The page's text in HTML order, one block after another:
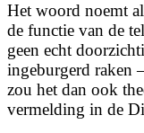
Het woord noemt
de functie van de
geen echt
ingeburgerd raken
zou het dan ook
vermelding in de